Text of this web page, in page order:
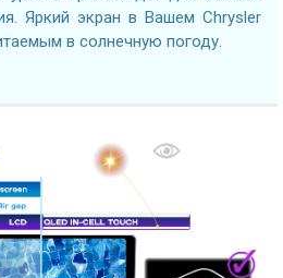
Яркий экран в Вашем Chrysler
в солнечную погоду.